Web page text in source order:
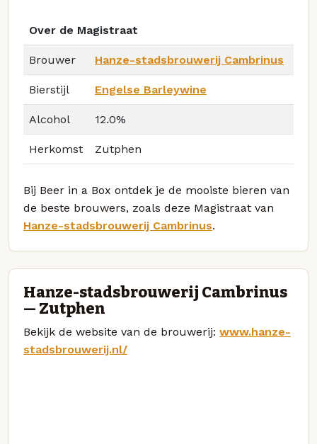
Over de Magistraat
Brouwer Hanze-stadsbrouwerij Cambrinus
Bierstijl Engelse Barleywine
Alcohol 12.0%
Herkomst Zutphen
Bij Beer in a Box ontdek je de mooiste bieren van
de beste brouwers, zoals deze Magistraat van
Hanze-stadsbrouwerij Cambrinus.
Hanze-stadsbrouwerij Cambrinus
— Zutphen
Bekijk de website van de brouwerij: www.hanze-
stadsbrouwerij.nl/